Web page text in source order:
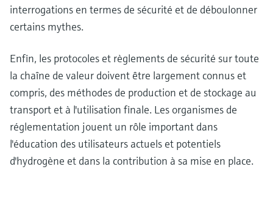
interrogations en termes de sécurité et de déboulonner
certains mythes.
Enfin, les protocoles et règlements de sécurité sur toute
la chaîne de valeur doivent être largement connus et
compris, des méthodes de production et de stockage au
transport et à l'utilisation finale. Les organismes de
réglementation jouent un rôle important dans
l'éducation des utilisateurs actuels et potentiels
d'hydrogène et dans la contribution à sa mise en place.